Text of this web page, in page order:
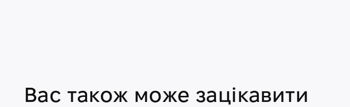
Вас також може зацікавити